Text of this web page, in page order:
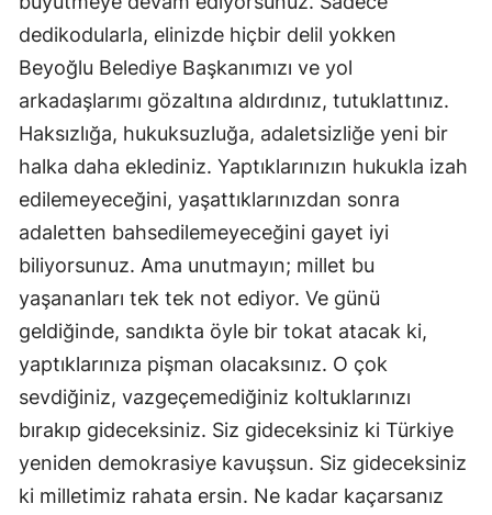
dedikodularla, elinizde hiçbir delil yokken
Beyoğlu Belediye Başkanımızı ve yol
arkadaşlarımı gözaltına aldırdınız, tutuklattınız.
Haksızlığa, hukuksuzluğa, adaletsizliğe yeni bir
halka daha eklediniz. Yaptıklarınızın hukukla izah
edilemeyeceğini, yaşattıklarınızdan sonra
adaletten bahsedilemeyeceğini gayet iyi
biliyorsunuz. Ama unutmayın; millet bu
yaşananları tek tek not ediyor. Ve günü
geldiğinde, sandıkta öyle bir tokat atacak ki,
yaptıklarınıza pişman olacaksınız. O çok
sevdiğiniz, vazgeçemediğiniz koltuklarınızı
bırakıp gideceksiniz. Siz gideceksiniz ki Türkiye
yeniden demokrasiye kavuşsun. Siz gideceksiniz
ki milletimiz rahata ersin. Ne kadar kaçarsanız